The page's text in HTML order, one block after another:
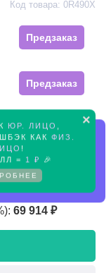
×
ЮР. ЛИЦО
КАК ФИЗ.
!
= 1 ₽ 🎉
Код товара: 0R490X
Предзаказ
Предзаказ
Предзаказ
69 914 ₽